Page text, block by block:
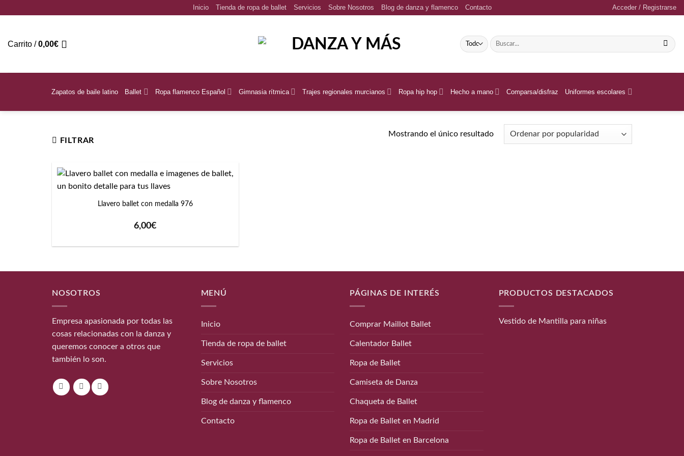
Inicio Tienda de ropa de ballet Servicios Sobre Nosotros Blog de danza y flamenco Contacto Acceder / Registrarse
Carrito /0,00€
Buscar
por:
Zapatos de baile latino Ballet Ropa flamenco Español Gimnasia rítmica Trajes regionales murcianos Ropa hip hop Hecho a mano Comparsa/disfraz Uniformes escolares
FILTRAR
Mostrando el único resultado
+
Llavero ballet con medalla 976
6,00€
NOSOTROS
Empresa apasionada por todas las
cosas relacionadas con la danza y
queremos conocer a otros que
también lo son.
MENÚ
Inicio
Tienda de ropa de ballet
Servicios
Sobre Nosotros
Blog de danza y flamenco
Contacto
PÁGINAS DE INTERÉS
Comprar Maillot Ballet
Calentador Ballet
Ropa de Ballet
Camiseta de Danza
Chaqueta de Ballet
Ropa de Ballet en Madrid
Ropa de Ballet en Barcelona
PRODUCTOS DESTACADOS
Vestido de Mantilla para niñas